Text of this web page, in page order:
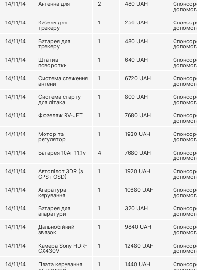
14/11/14
Антенна для 2 480 UAH Спонсорська
допомога
14/11/14
Кабель для
трекеру
1 256 UAH Спонсорська
допомога
14/11/14
Батарея для
трекеру
1 480 UAH Спонсорська
допомога
14/11/14
Штатив
поворотки
1 640 UAH Спонсорська
допомога
14/11/14
Система стеження
антени
1 6720 UAH Спонсорська
допомога
14/11/14
Система старту
для літака
1 800 UAH Спонсорська
допомога
14/11/14
Фюзеляж RV-JET 1 7680 UAH Спонсорська
допомога
14/11/14
Мотор та
регулятор
1 1920 UAH Спонсорська
допомога
14/11/14
Батарея 10Аг 11.1v 4 7680 UAH Спонсорська
допомога
14/11/14
Автопілот 3DR (з
GPS і OSD)
1 1920 UAH Спонсорська
допомога
14/11/14
Апаратура
керування
1 10880 UAH Спонсорська
допомога
14/11/14
Батарея для
апаратури
1 320 UAH Спонсорська
допомога
14/11/14
Дальнобійний
зв'язок
1 9840 UAH Спонсорська
допомога
14/11/14
Камера Sony HDR-
CX430V
1 12480 UAH Спонсорська
допомога
14/11/14
Плата керування 1 1440 UAH Спонсорська